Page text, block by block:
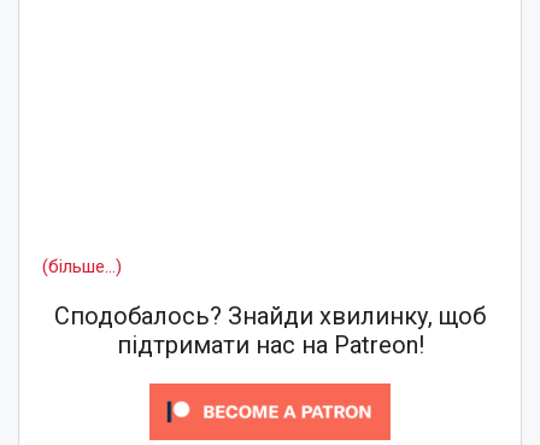
(більше…)
Сподобалось? Знайди хвилинку, щоб
підтримати нас на Patreon!